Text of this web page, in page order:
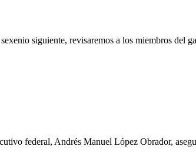
siguiente, revisaremos a los miembros del
federal, Andrés Manuel López Obrador,